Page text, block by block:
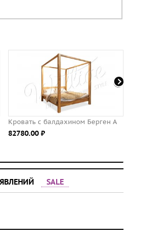
с балдахином Берген А
⃏
Обеденная
SALE